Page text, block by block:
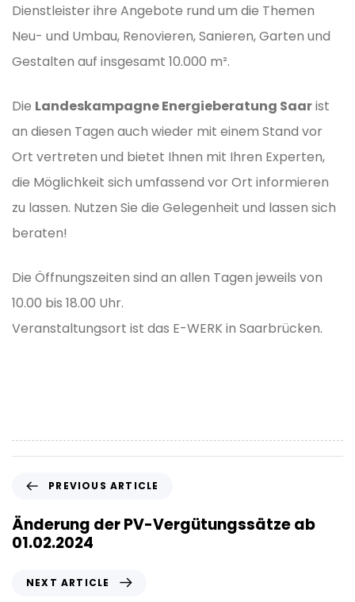
Dienstleister ihre Angebote rund um die Themen
Neu- und Umbau, Renovieren, Sanieren, Garten und
Gestalten auf insgesamt 10.000 m².
Die Landeskampagne Energieberatung Saarist
an diesen Tagen auch wieder mit einem Stand vor
Ort vertreten und bietet Ihnen mit Ihren Experten,
die Möglichkeit sich umfassend vor Ort informieren
zu lassen. Nutzen Sie die Gelegenheit und lassen sich
beraten!
Die Öffnungszeiten sind an allen Tagen jeweils von
10.00 bis 18.00 Uhr.
Veranstaltungsort ist das E-WERK in Saarbrücken.
e
v
i
PREVIOUS ARTICLE
Änderung der PV-Vergütungssätze ab
01.02.2024
NEXT ARTICLE